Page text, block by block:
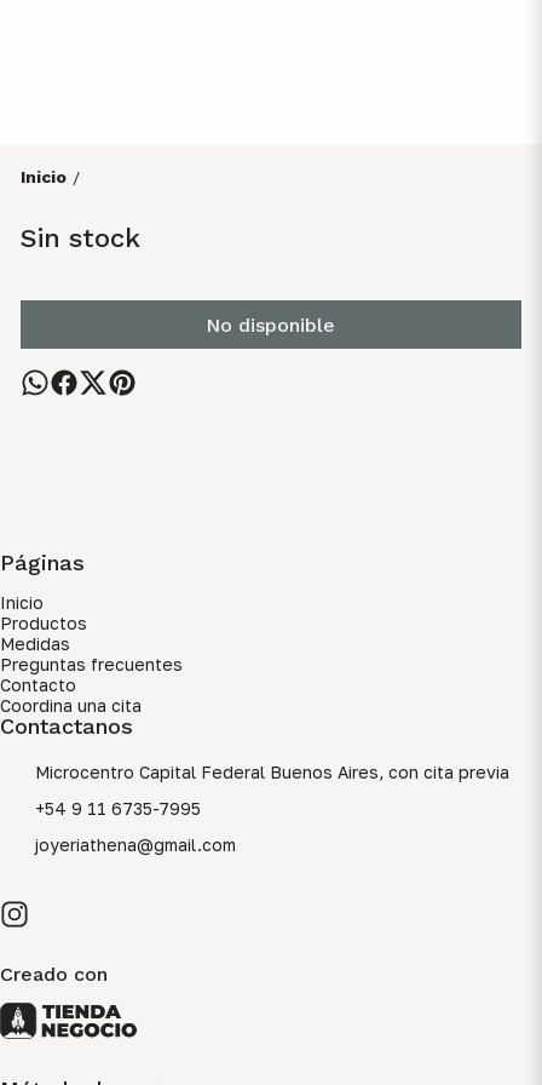
Inicio /
Sin stock
No disponible
Páginas
Inicio
Productos
Medidas
Preguntas frecuentes
Contacto
Coordina una cita
Contactanos
Microcentro Capital Federal Buenos Aires, con cita previa
+54 9 11 6735-7995
joyeriathena@gmail.com
Creado con